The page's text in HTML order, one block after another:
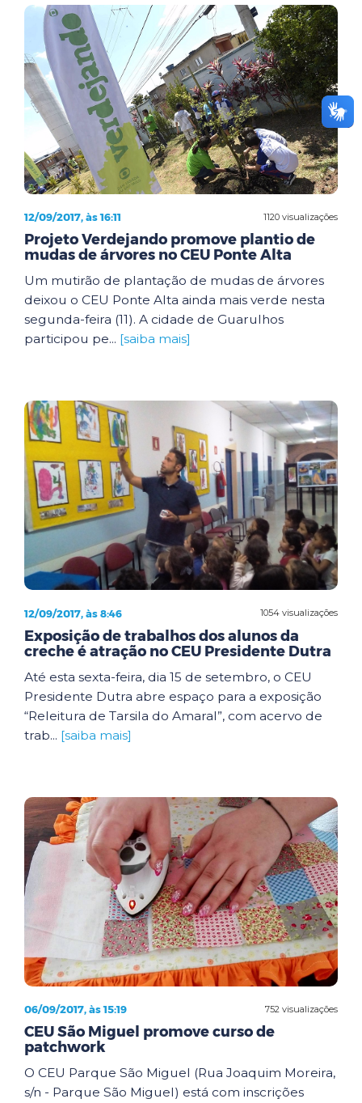
1120 visualizações
12/09/2017, às 16:11
Projeto Verdejando promove plantio de
mudas de árvores no CEU Ponte Alta
Um mutirão de plantação de mudas de árvores
deixou o CEU Ponte Alta ainda mais verde nesta
segunda-feira (11). A cidade de Guarulhos
participou pe... [saiba mais]
1054 visualizações
12/09/2017, às 8:46
Exposição de trabalhos dos alunos da
creche é atração no CEU Presidente Dutra
Até esta sexta-feira, dia 15 de setembro, o CEU
Presidente Dutra abre espaço para a exposição
“Releitura de Tarsila do Amaral”, com acervo de
trab... [saiba mais]
752 visualizações
06/09/2017, às 15:19
CEU São Miguel promove curso de
patchwork
O CEU Parque São Miguel (Rua Joaquim Moreira,
s/n - Parque São Miguel) está com inscrições